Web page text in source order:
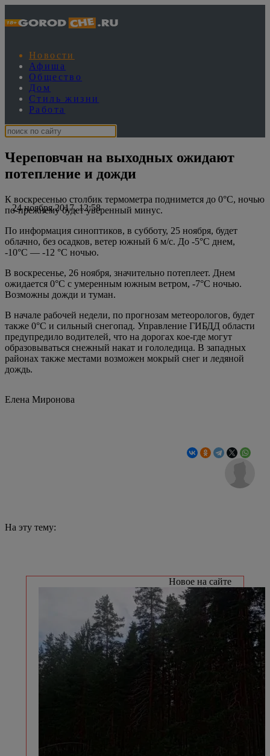
Новости
Афиша
Общество
Дом
Стиль жизни
Работа
Череповчан на выходных ожидают
потепление и дожди
24 ноября 2017, 12:58
К воскресенью столбик термометра поднимется до 0°C, ночью
по-прежнему будет уверенный минус.
По информация синоптиков, в субботу, 25 ноября, будет
облачно, без осадков, ветер южный 6 м/с. До -5°C днем,
-10°C — -12 °C ночью.
В воскресенье, 26 ноября, значительно потеплеет. Днем
ожидается 0°C с умеренным южным ветром, -7°C ночью.
Возможны дожди и туман.
В начале рабочей недели, по прогнозам метеорологов, будет
также 0°C и сильный снегопад. Управление ГИБДД области
предупредило водителей, что на дорогах кое-где могут
образовываться снежный накат и гололедица. В западных
районах также местами возможен мокрый снег и ледяной
дождь.
Елена Миронова
На эту тему:
Новое на сайте